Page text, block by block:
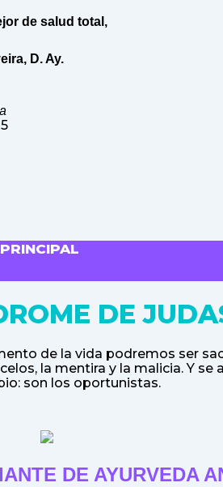
de salud total,
D. Ay.
DE
de la vida podremos ser
celos, la mentira y la malicia. Y
son los oportunistas.
DE AYURVEDA